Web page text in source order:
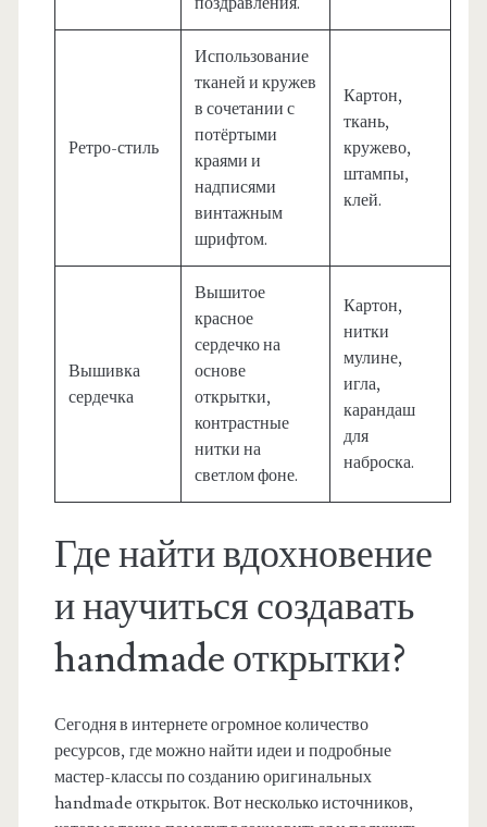
Ретро-стиль
Использование
тканей и кружев
в сочетании с
потёртыми
краями и
надписями
винтажным
шрифтом.
Картон,
ткань,
кружево,
штампы,
клей.
Вышивка
сердечка
Вышитое
красное
сердечко на
основе
открытки,
контрастные
нитки на
светлом фоне.
Картон,
нитки
мулине,
игла,
карандаш
для
наброска.
Где найти вдохновение
и научиться создавать
handmade открытки?
Сегодня в интернете огромное количество
ресурсов, где можно найти идеи и подробные
мастер-классы по созданию оригинальных
handmade открыток. Вот несколько источников,